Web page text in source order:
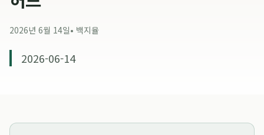
2026년 6월 14일• 백지율
2026-06-14